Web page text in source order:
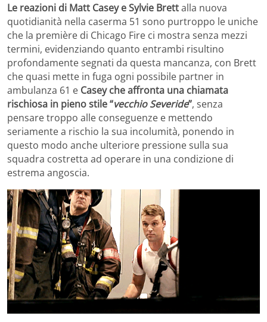
Le reazioni di Matt Casey e Sylvie Brettalla nuova
quotidianità nella caserma 51 sono purtroppo le uniche
che la première di Chicago Fire ci mostra senza mezzi
termini, evidenziando quanto entrambi risultino
profondamente segnati da questa mancanza, con Brett
che quasi mette in fuga ogni possibile partner in
ambulanza 61 e Casey che affronta una chiamata
rischiosa in pieno stile “vecchio Severide”, senza
pensare troppo alle conseguenze e mettendo
seriamente a rischio la sua incolumità, ponendo in
questo modo anche ulteriore pressione sulla sua
squadra costretta ad operare in una condizione di
estrema angoscia.